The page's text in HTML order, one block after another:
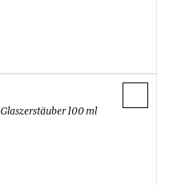
Glaszerstäuber 100 ml